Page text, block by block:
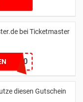
bei Ticketmaster
fiFQl0
diesen Gutschein